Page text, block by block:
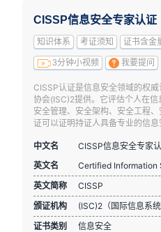
CISSP信息安全专家认证
知识体系 考证须知 证书含金
3分钟小视频 我要提问
CISSP认证是信息安全领域的权
协会(ISC)2提供。它评估个人在
安全管理、安全架构、安全工程
证可以证明持证人具备专业的信息
中文名
CISSP信息安全专家
英文名
Certified Information
英文简称
CISSP
颁证机构
(ISC)2（国际信息系
证书类别
信息安全